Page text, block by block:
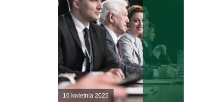
16 kwietnia 2025